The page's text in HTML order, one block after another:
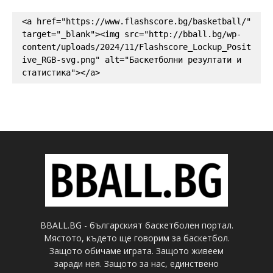
<a href="https://www.flashscore.bg/basketball/"
target="_blank"><img src="http://bball.bg/wp-
content/uploads/2024/11/Flashscore_Lockup_Posit
ive_RGB-svg.png" alt="Баскетболни резултати и
статистика"></a>
BBALL.BG - българският баскетболен портал.
Мястото, където ще говорим за баскетбол.
Защото обичаме играта. Защото живеем
заради нея. Защото за нас, единствено